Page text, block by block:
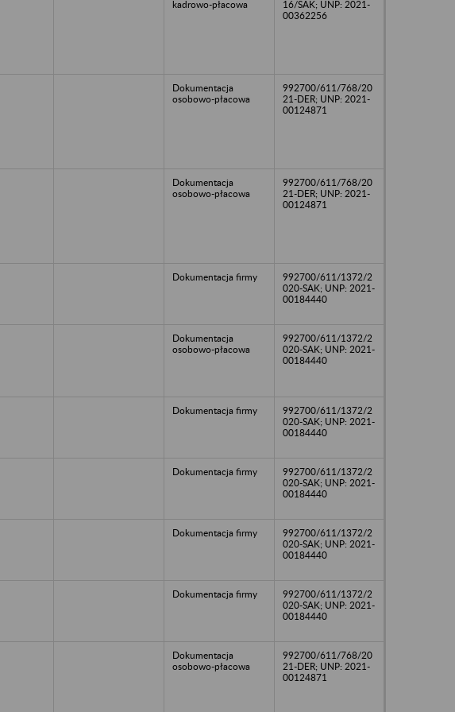
kadrowo-płacowa
16/SAK; UNP: 2021-
00362256
Dokumentacja
osobowo-płacowa
992700/611/768/20
21-DER; UNP: 2021-
00124871
Dokumentacja
osobowo-płacowa
992700/611/768/20
21-DER; UNP: 2021-
00124871
Dokumentacja firmy
992700/611/1372/2
020-SAK; UNP: 2021-
00184440
Dokumentacja
osobowo-płacowa
992700/611/1372/2
020-SAK; UNP: 2021-
00184440
Dokumentacja firmy
992700/611/1372/2
020-SAK; UNP: 2021-
00184440
Dokumentacja firmy
992700/611/1372/2
020-SAK; UNP: 2021-
00184440
Dokumentacja firmy
992700/611/1372/2
020-SAK; UNP: 2021-
00184440
Dokumentacja firmy
992700/611/1372/2
020-SAK; UNP: 2021-
00184440
Dokumentacja
osobowo-płacowa
992700/611/768/20
21-DER; UNP: 2021-
00124871